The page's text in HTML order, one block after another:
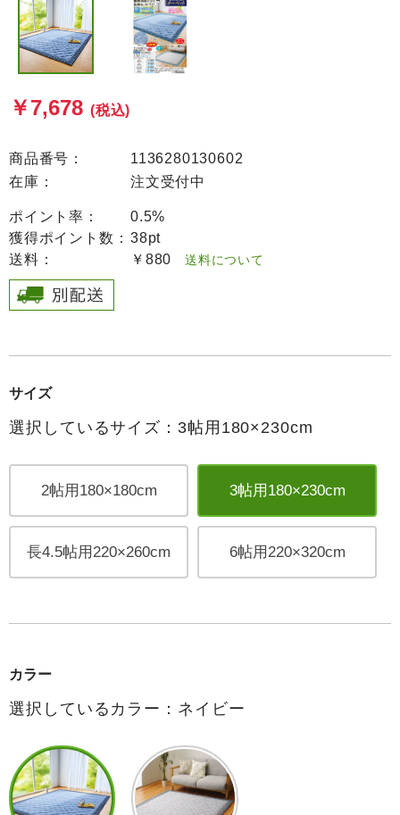
￥7,678 (税込)
商品番号：
1136280130602
在庫：
注文受付中
ポイント率：
0.5%
獲得ポイント数： 38pt
送料：
￥880 送料について
サイズ
選択しているサイズ：3帖用180×230cm
2帖用180×180cm 3帖用180×230cm
長4.5帖用220×260cm 6帖用220×320cm
カラー
選択しているカラー：ネイビー